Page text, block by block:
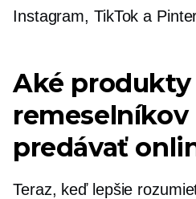
Instagram, TikTok a
Aké produkty
remeselníkov
predávať
Teraz, keď lepšie